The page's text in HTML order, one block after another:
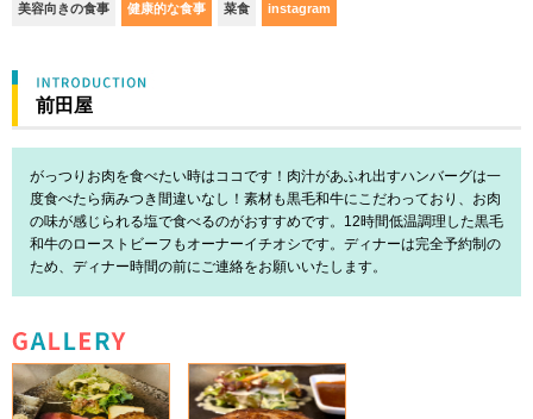
美容向きの食事 健康的な食事 菜食 instagram
前田屋
がっつりお肉を食べたい時はココです！肉汁があふれ出すハンバーグは一
度食べたら病みつき間違いなし！素材も黒毛和牛にこだわっており、お肉
の味が感じられる塩で食べるのがおすすめです。12時間低温調理した黒毛
和牛のローストビーフもオーナーイチオシです。ディナーは完全予約制の
ため、ディナー時間の前にご連絡をお願いいたします。